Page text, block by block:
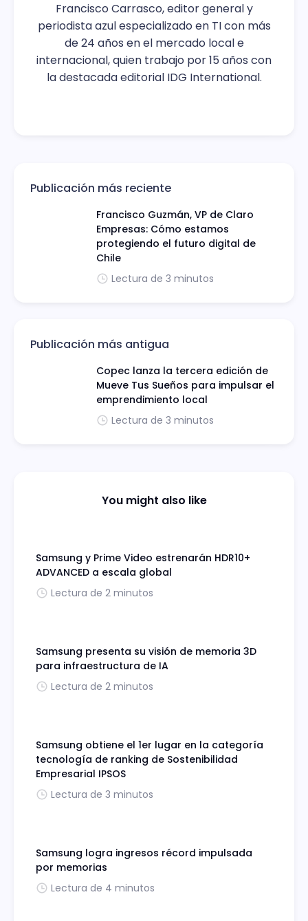
Francisco Carrasco, editor general y
periodista azul especializado en TI con más
de 24 años en el mercado local e
internacional, quien trabajo por 15 años con
la destacada editorial IDG International.
Publicación más reciente
Francisco Guzmán, VP de Claro
Empresas: Cómo estamos
protegiendo el futuro digital de
Chile
Lectura de 3 minutos
Publicación más antigua
Copec lanza la tercera edición de
Mueve Tus Sueños para impulsar el
emprendimiento local
Lectura de 3 minutos
You might also like
Samsung y Prime Video estrenarán HDR10+
ADVANCED a escala global
Lectura de 2 minutos
Samsung presenta su visión de memoria 3D
para infraestructura de IA
Lectura de 2 minutos
Samsung obtiene el 1er lugar en la categoría
tecnología de ranking de Sostenibilidad
Empresarial IPSOS
Lectura de 3 minutos
Samsung logra ingresos récord impulsada
por memorias
Lectura de 4 minutos